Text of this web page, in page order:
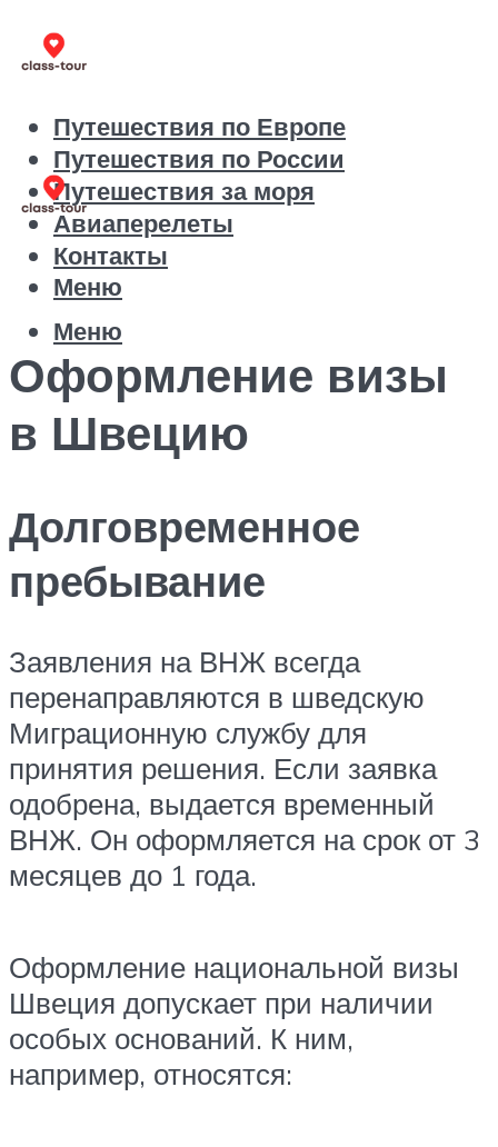
Путешествия по Европе
Путешествия по России
Путешествия за моря
Авиаперелеты
Контакты
Меню
Меню
Оформление визы
в Швецию
Долговременное
пребывание
Заявления на ВНЖ всегда
перенаправляются в шведскую
Миграционную службу для
принятия решения. Если заявка
одобрена, выдается временный
ВНЖ. Он оформляется на срок от 3
месяцев до 1 года.
Оформление национальной визы
Швеция допускает при наличии
особых оснований. К ним,
например, относятся: